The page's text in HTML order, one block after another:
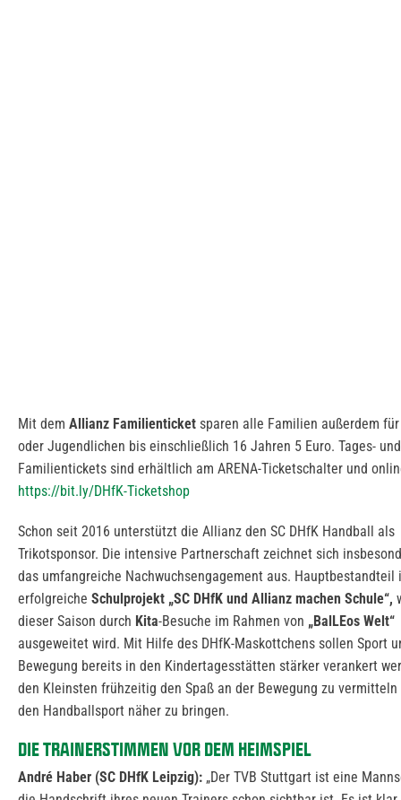
Mit dem Allianz Familienticket sparen alle Familien außerdem
oder Jugendlichen bis einschließlich 16 Jahren 5 Euro. Tages- und
Familientickets sind erhältlich am ARENA-Ticketschalter und
https://bit.ly/DHfK-Ticketshop
Schon seit 2016 unterstützt die Allianz den SC DHfK Handball als
Trikotsponsor. Die intensive Partnerschaft zeichnet sich
das umfangreiche Nachwuchsengagement aus. Hauptbestandteil
erfolgreiche Schulprojekt „SC DHfK und Allianz machen Schule“,
dieser Saison durch Kita-Besuche im Rahmen von „BalLEos Welt“
ausgeweitet wird. Mit Hilfe des DHfK-Maskottchens sollen Sport
Bewegung bereits in den Kindertagesstätten stärker verankert
den Kleinsten frühzeitig den Spaß an der Bewegung zu
den Handballsport näher zu bringen.
DIE TRAINERSTIMMEN VOR DEM HEIMSPIEL
André Haber (SC DHfK Leipzig): „Der TVB Stuttgart ist eine